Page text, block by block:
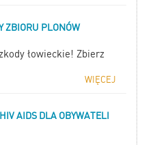
ZBIORU PLONÓW
łowieckie! Zbierz
WIĘCEJ
AIDS DLA OBYWATELI